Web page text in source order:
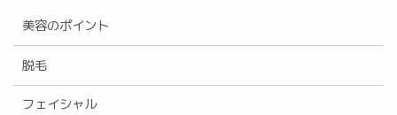
美容のポイント
脱毛
フェイシャル